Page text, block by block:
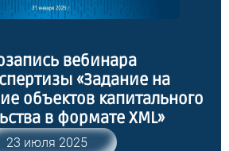
вебинара
«Задание на
объектов капитального
в формате XML»
23 июля 2025